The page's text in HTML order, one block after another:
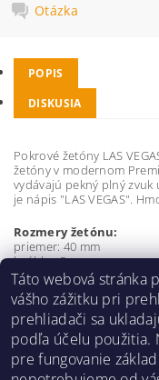
Otázka
POPIS
DISKUSIA
Pokrové žetóny LAS
žetóny v modernom
vydávajú pekný plný
je nápis "LAS VEGAS".
Rozmery žetónu:
priemer: 40 mm
hrúbka: 3 mm
Buďte prvý, kto napíše
Pridať
Táto webová stránka
vášho zážitku pri
prehliadači sa
podľa účelu použitia.
pre fungovanie